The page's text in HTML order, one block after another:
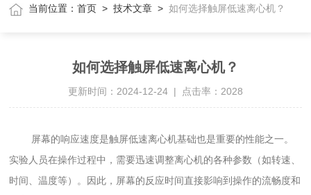
当前位置：首页 >技术文章 >如何选择触屏低速离心机？
如何选择触屏低速离心机？
更新时间：2024-12-24 | 点击率：2028
屏幕的响应速度是触屏低速离心机基础也是重要的性能之一。
实验人员在操作过程中，需要迅速调整离心机的各种参数（如转速、
时间、温度等）。因此，屏幕的反应时间直接影响到操作的流畅度和